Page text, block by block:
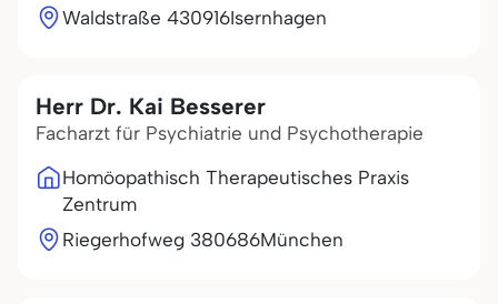
Waldstraße 430916Isernhagen
Herr Dr. Kai Besserer
Facharzt für Psychiatrie und Psychotherapie
Homöopathisch Therapeutisches Praxis
Zentrum
Riegerhofweg 380686München